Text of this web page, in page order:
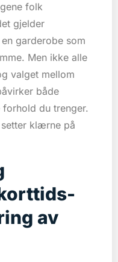
folk
gjelder
garderobe som
Men ikke alle
valget mellom
både
du trenger.
klærne på
av